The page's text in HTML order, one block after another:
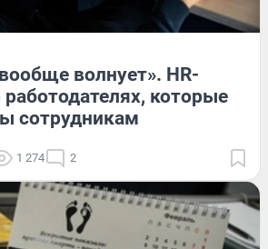
волнует». HR-
которые
сотрудникам
1 274 2